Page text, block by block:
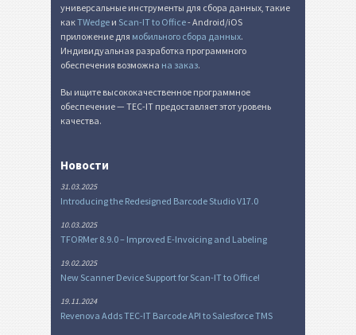
универсальные инструменты для сбора данных, такие
какTWedge и Scan-IT to Office- Android/iOS
приложение для мобильного сбора данных.
Индивидуальная разработка программного
обеспечения возможна на заказ.
Вы ищите высококачественное программное
обеспечение — TEC-IT предоставляет этот уровень
качества.
Новости
31.03.2025
Introducing the Redesigned Barcode Studio V17.0
10.03.2025
TFORMer 8.9.0 – Improved E-Invoicing and Labeling
19.02.2025
New Scanner Device Support for Scan-IT to Office!
19.11.2024
Revenova Adds TEC-IT Barcode API to Salesforce TMS